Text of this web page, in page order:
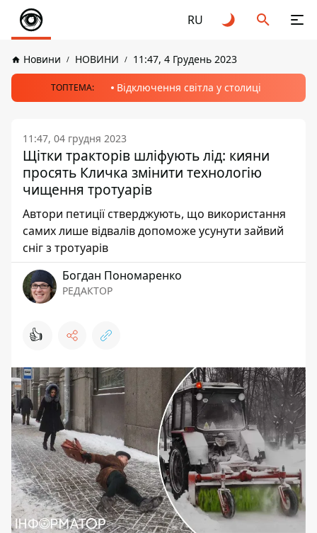
RU
Новини НОВИНИ 11:47, 4 Грудень 2023
ТОПТЕМА: Відключення світла у столиці
11:47, 04 грудня 2023
Щітки тракторів шліфують лід: кияни
просять Кличка змінити технологію
чищення тротуарів
Автори петиції стверджують, що використання
самих лише відвалів допоможе усунути зайвий
сніг з тротуарів
Богдан Пономаренко
РЕДАКТОР
👍